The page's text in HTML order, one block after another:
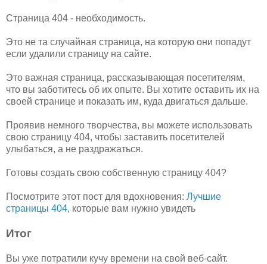
Страница 404 - необходимость.
Это не та случайная страница, на которую они попадут
если удалили страницу на сайте.
Это важная страница, рассказывающая посетителям,
что вы заботитесь об их опыте. Вы хотите оставить их на
своей странице и показать им, куда двигаться дальше.
Проявив немного творчества, вы можете использовать
свою страницу 404, чтобы заставить посетителей
улыбаться, а не раздражаться.
Готовы создать свою собственную страницу 404?
Посмотрите этот пост для вдохновения: Лучшие
страницы 404, которые вам нужно увидеть
Итог
Вы уже потратили кучу времени на свой веб-сайт.